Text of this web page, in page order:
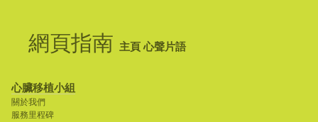
網頁指南 主頁 心聲片語
心臟移植小組
關於我們
服務里程碑